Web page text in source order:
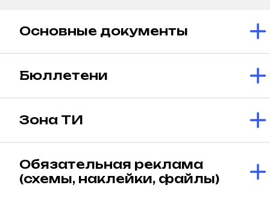
Основные документы
Бюллетени
Зона ТИ
Обязательная реклама
(схемы, наклейки, файлы)